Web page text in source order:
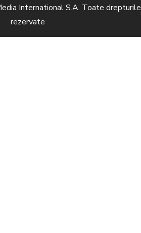
International S.A. Toate drepturile
rezervate